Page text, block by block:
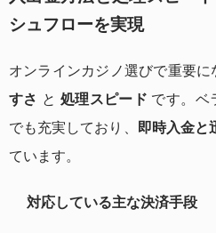
シュフローを実現
オンラインカジノ選びで重要に
すさ と 処理スピード です。ベ
でも充実しており、
即時入金と
ています。
対応している主な決済手段